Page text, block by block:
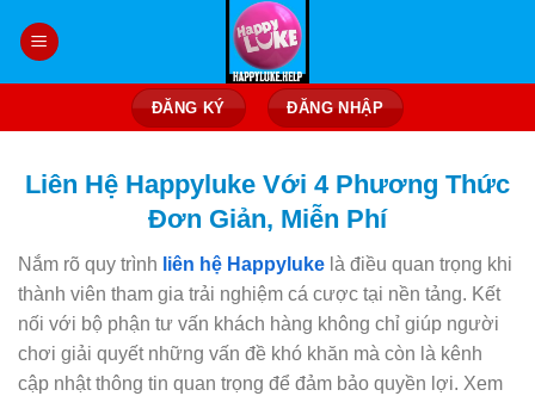
qua
ĐĂNG KÝ ĐĂNG NHẬP
Liên Hệ Happyluke Với 4 Phương Thức
Đơn Giản, Miễn Phí
Nắm rõ quy trình liên hệ Happyluke là điều quan trọng khi
thành viên tham gia trải nghiệm cá cược tại nền tảng. Kết
nối với bộ phận tư vấn khách hàng không chỉ giúp người
chơi giải quyết những vấn đề khó khăn mà còn là kênh
cập nhật thông tin quan trọng để đảm bảo quyền lợi. Xem